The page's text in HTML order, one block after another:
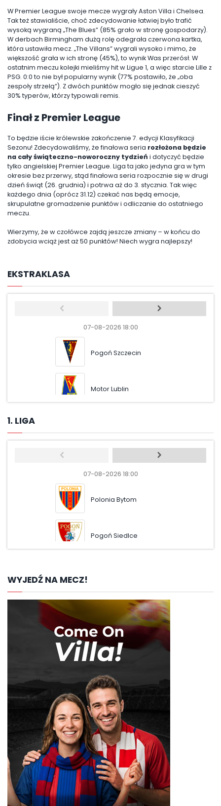
EKSTRAKLASA
07-08-2026 18:00
Pogoń Szczecin
Motor Lublin
1. LIGA
07-08-2026 18:00
Polonia Bytom
Pogoń Siedlce
W Premier League swoje mecze wygrały Aston Villa i Chelsea.
Tak też stawialiście, choć zdecydowanie łatwiej było trafić
wysoką wygraną „The Blues” (85% grało w stronę gospodarzy).
W derbach Birmingham dużą rolę odegrała czerwona kartka,
która ustawiła mecz. „The Villans” wygrali wysoko i mimo, że
większość grała w ich stronę (45%), to wynik Was przerósł. W
ostatnim meczu kolejki mieliśmy hit w Ligue 1, a więc starcie Lille z
PSG. 0:0 to nie był popularny wynik (77% postawiło, że „oba
zespoły strzelą”). Z dwóch punktów mogło się jednak cieszyć
30% typerów, którzy typowali remis.
Finał z Premier League
To będzie iście królewskie zakończenie 7. edycji Klasyfikacji
Sezonu! Zdecydowaliśmy, że finałowa seria rozłożona będzie
na cały świąteczno-noworoczny tydzień i dotyczyć będzie
tylko angielskiej Premier League. Liga ta jako jedyna gra w tym
okresie bez przerwy, stąd finałowa seria rozpocznie się w drugi
dzień świąt (26. grudnia) i potrwa aż do 3. stycznia. Tak więc
każdego dnia (oprócz 31.12) czekać nas będą emocje,
skrupulatne gromadzenie punktów i odliczanie do ostatniego
meczu.
Wierzymy, że w czołówce zajdą jeszcze zmiany – w końcu do
zdobycia wciąż jest aż 50 punktów! Niech wygra najlepszy!
WYJEDŹ NA MECZ!